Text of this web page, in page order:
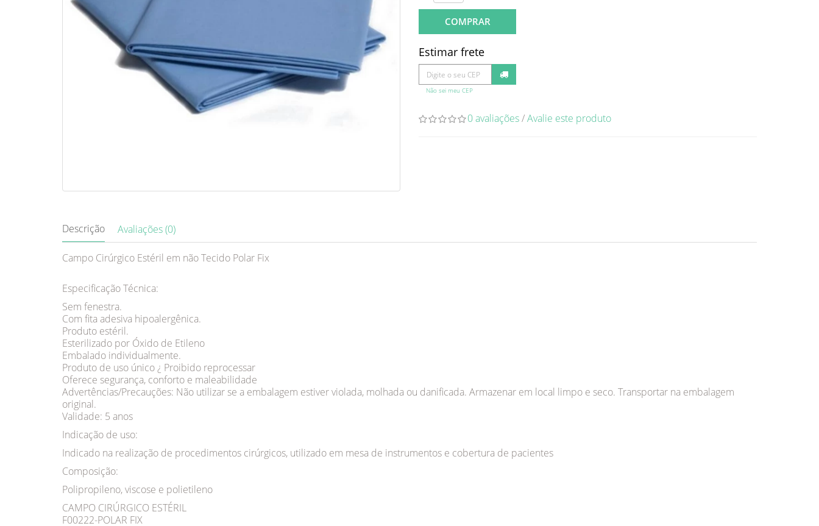
COMPRAR
Estimar frete
Não sei meu CEP
0 avaliações/Avalie este produto
Descrição Avaliações (0)
Campo Cirúrgico Estéril em não Tecido Polar Fix
Especificação Técnica:
Sem fenestra.
Com fita adesiva hipoalergênica.
Produto estéril.
Esterilizado por Óxido de Etileno
Embalado individualmente.
Produto de uso único ¿ Proibido reprocessar
Oferece segurança, conforto e maleabilidade
Advertências/Precauções: Não utilizar se a embalagem estiver violada, molhada ou danificada. Armazenar em local limpo e seco. Transportar na embalagem
original.
Validade: 5 anos
Indicação de uso:
Indicado na realização de procedimentos cirúrgicos, utilizado em mesa de instrumentos e cobertura de pacientes
Composição:
Polipropileno, viscose e polietileno
CAMPO CIRÚRGICO ESTÉRIL
F00222-POLAR FIX